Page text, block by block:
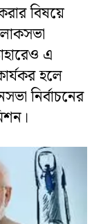
বিষয়ে
এ
হলে
নির্বাচনের